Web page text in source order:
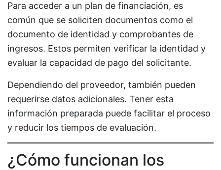
Para acceder a un plan de financiación, es
común que se soliciten documentos como el
documento de identidad y comprobantes de
ingresos. Estos permiten verificar la identidad y
evaluar la capacidad de pago del solicitante.
Dependiendo del proveedor, también pueden
requerirse datos adicionales. Tener esta
información preparada puede facilitar el proceso
y reducir los tiempos de evaluación.
¿Cómo funcionan los